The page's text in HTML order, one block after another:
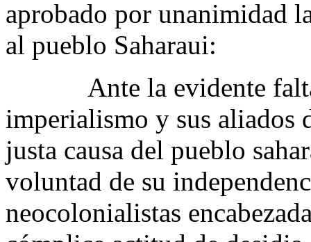
aprobado por unanimidad
al pueblo Saharaui:
Ante la evidente falta
imperialismo y sus aliados
justa causa del pueblo
voluntad de su
neocolonialistas